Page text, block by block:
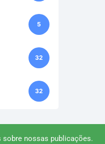
5
32
32
sobre nossas publicações.